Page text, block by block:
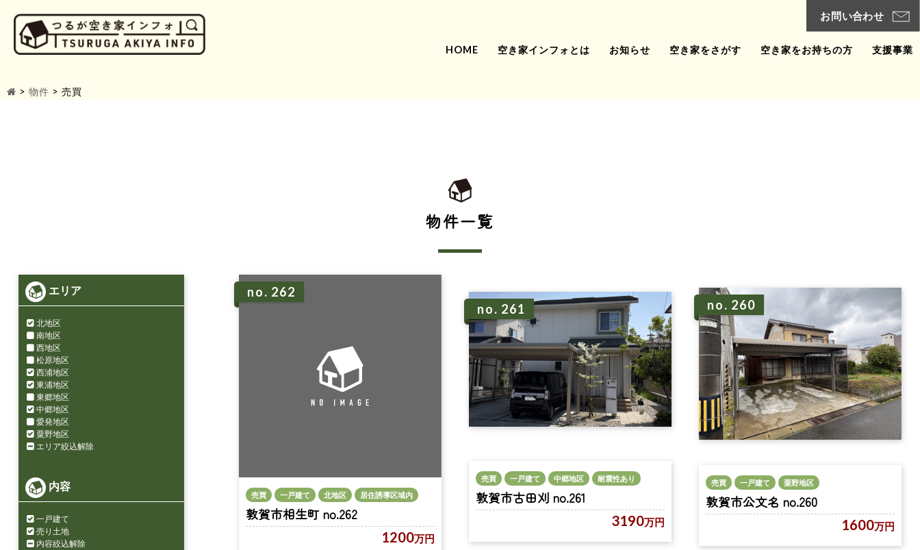
HOME 空き家インフォとは お知らせ 空き家をさがす 空き家をお持ちの方 支援事業
> 物件 > 売買
物件一覧
エリア
北地区
南地区
西地区
松原地区
西浦地区
東浦地区
東郷地区
中郷地区
愛発地区
粟野地区
エリア絞込解除
内容
一戸建て
売り土地
内容絞込解除
no. 262
売買 一戸建て 北地区 居住誘導区域内
敦賀市相生町 no.262
1200万円
no. 261
売買 一戸建て 中郷地区 耐震性あり
敦賀市古田刈 no.261
3190万円
no. 260
売買 一戸建て 粟野地区
敦賀市公文名 no.260
1600万円